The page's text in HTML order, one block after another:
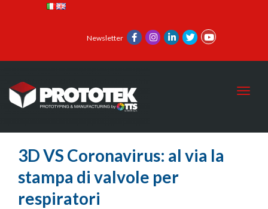
Newsletter
3D VS Coronavirus: al via la
stampa di valvole per
respiratori